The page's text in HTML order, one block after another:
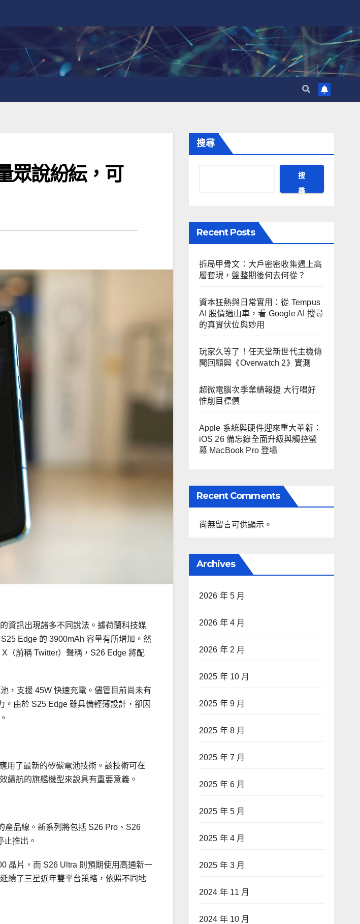
眾說紛紜，可
資訊出現諸多不同說法。據荷蘭科技媒
Edge 的 3900mAh 容量有所增加。然
（前稱 Twitter）聲稱，S26 Edge 將配
，支援 45W 快速充電。儘管目前尚未有
由於 S25 Edge 雖具備輕薄設計，卻因
用了最新的矽碳電池技術。該技術可在
續航的旗艦機型來說具有重要意義。
產品線。新系列將包括 S26 Pro、S26
推出。
晶片，而 S26 Ultra 則預期使用高通新一
續了三星近年雙平台策略，依照不同地
搜尋
搜
尋
Recent Posts
拆局甲骨文：大戶密密收集遇上高
層套現，盤整期後何去何從？
資本狂熱與日常實用：從 Tempus
AI 股價過山車，看 Google AI 搜尋
的真實伏位與妙用
玩家久等了！任天堂新世代主機傳
聞回顧與《Overwatch 2》實測
超微電腦次季業績報捷 大行唱好
惟削目標價
Apple 系統與硬件迎來重大革新：
iOS 26 備忘錄全面升級與觸控螢
幕 MacBook Pro 登場
Recent Comments
尚無留言可供顯示。
Archives
2026 年 5 月
2026 年 4 月
2026 年 2 月
2025 年 10 月
2025 年 9 月
2025 年 8 月
2025 年 7 月
2025 年 6 月
2025 年 5 月
2025 年 4 月
2025 年 3 月
2024 年 11 月
2024 年 10 月